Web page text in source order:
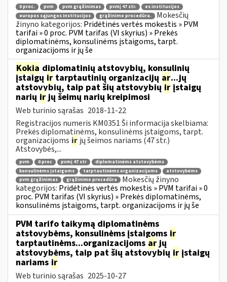
0 proc. pvm pvm grąžinimas pvmį 47 str.
es institucijos
europos sąjungos institucijos
grąžinimo procedūra.
Mokesčių
žinyno kategorijos: Pridėtinės vertės mokestis » PVM
tarifai » 0 proc. PVM tarifas (VI skyrius) » Prekės
diplomatinėms, konsulinėms įstaigoms, tarpt.
organizacijoms ir jų še
Kokia diplomatinių atstovybių, konsulinių
įstaigų ir tarptautinių organizacijų ar...jų
atstovybių, taip pat šių atstovybiųir įstaigų
narių irjų šeimų narių kreipimosi
Web turinio sąrašas 2018-11-22
Registracijos numeris KM0351 Ši informacija skelbiama:
Prekės diplomatinėms, konsulinėms įstaigoms, tarpt.
organizacijoms ir jų šeimos nariams (47 str.)
Atstovybės,...
pvm 0 proc pvmį 47 str
diplomatinėms atstovybėms
konsulinėms įstaigoms
tarptautinėms organizacijoms
atstovybėms
pvm grąžinimas
grąžinimo procedūra
Mokesčių žinyno
kategorijos: Pridėtinės vertės mokestis » PVM tarifai » 0
proc. PVM tarifas (VI skyrius) » Prekės diplomatinėms,
konsulinėms įstaigoms, tarpt. organizacijoms ir jų še
PVM tarifo taikymą diplomatinėms
atstovybėms, konsulinėms įstaigoms ir
tarptautinėms...organizacijoms arjų
atstovybėms, taip pat šių atstovybių ir įstaigų
nariams ir
Web turinio sąrašas 2025-10-27